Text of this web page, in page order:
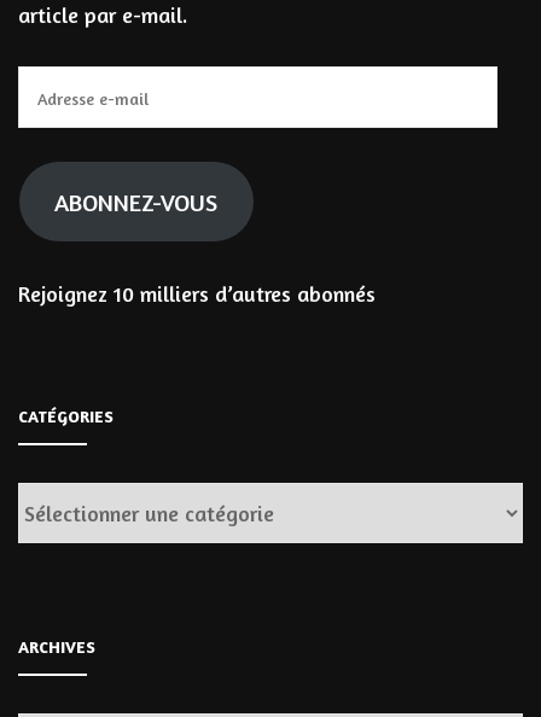
article par e-mail.
e-
mail
ABONNEZ-VOUS
Rejoignez 10 milliers d’autres abonnés
CATÉGORIES
Catégories
ARCHIVES